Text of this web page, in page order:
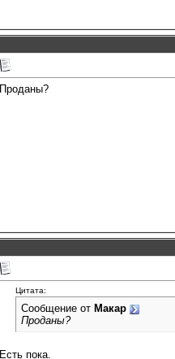
Проданы?
Цитата:
Сообщение от Макар
Проданы?
Есть пока.